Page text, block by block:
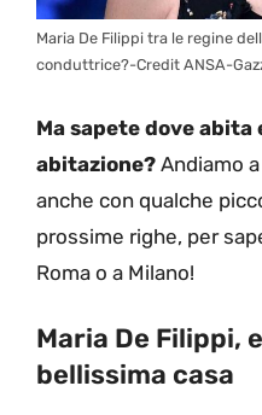
Maria De Filippi tra le regine
conduttrice?-Credit ANSA-
Ma sapete dove abita
abitazione? Andiamo
anche con qualche
prossime righe, per
Roma o a Milano!
Maria De Filippi,
bellissima casa